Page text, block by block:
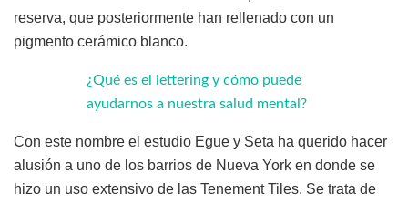
reserva, que posteriormente han rellenado con un
pigmento cerámico blanco.
¿Qué es el lettering y cómo puede
ayudarnos a nuestra salud mental?
Con este nombre el estudio Egue y Seta ha querido hacer
alusión a uno de los barrios de Nueva York en donde se
hizo un uso extensivo de las Tenement Tiles. Se trata de